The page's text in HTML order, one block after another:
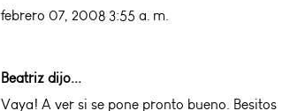
febrero 07, 2008 3:55 a. m.
Beatriz dijo...
Vaya! A ver si se pone pronto bueno. Besitos